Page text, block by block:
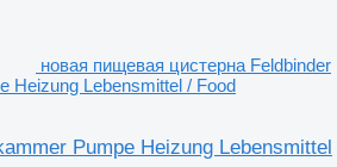
новая пищевая цистерна Feldbinder
Heizung Lebensmittel / Food
Pumpe Heizung Lebensmittel